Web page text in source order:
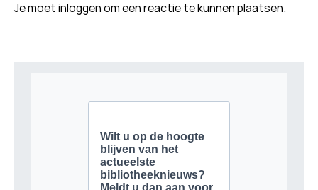
Je moetinloggenom een reactie te kunnen plaatsen.